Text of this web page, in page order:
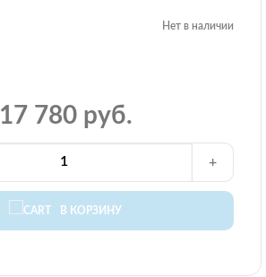
Нет в наличии
17 780 руб.
В КОРЗИНУ
+